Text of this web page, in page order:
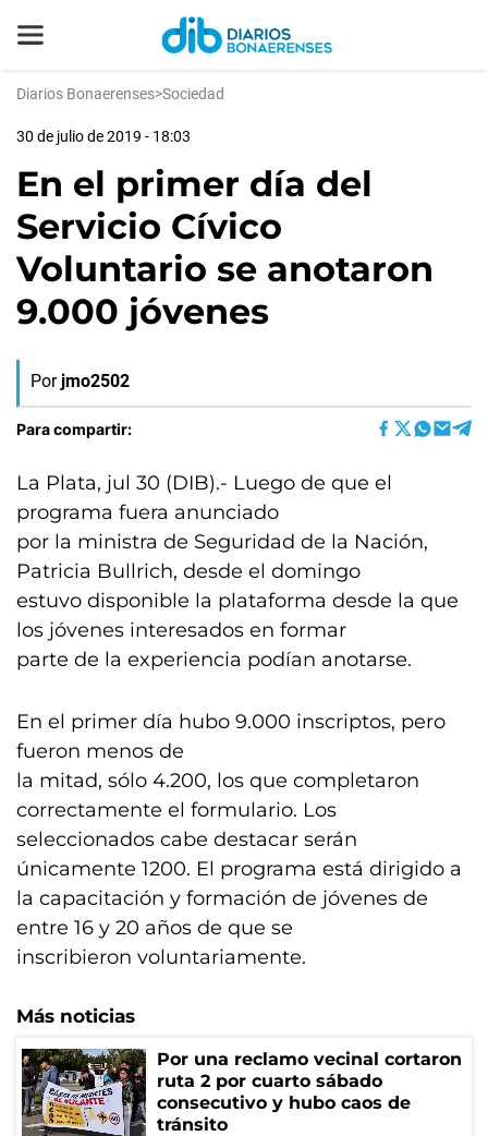
Diarios Bonaerenses>Sociedad
30 de julio de 2019 - 18:03
En el primer día del
Servicio Cívico
Voluntario se anotaron
9.000 jóvenes
Por jmo2502
Para compartir:
La Plata, jul 30 (DIB).- Luego de que el
programa fuera anunciado
por la ministra de Seguridad de la Nación,
Patricia Bullrich, desde el domingo
estuvo disponible la plataforma desde la que
los jóvenes interesados en formar
parte de la experiencia podían anotarse.
En el primer día hubo 9.000 inscriptos, pero
fueron menos de
la mitad, sólo 4.200, los que completaron
correctamente el formulario. Los
seleccionados cabe destacar serán
únicamente 1200. El programa está dirigido a
la capacitación y formación de jóvenes de
entre 16 y 20 años de que se
inscribieron voluntariamente.
Más noticias
Por una reclamo vecinal cortaron
ruta 2 por cuarto sábado
consecutivo y hubo caos de
tránsito